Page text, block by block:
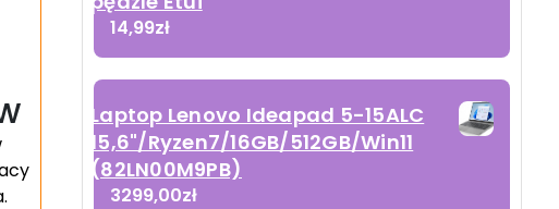
14,99zł
Laptop Lenovo Ideapad 5-15ALC
15,6"/Ryzen7/16GB/512GB/Win11
(82LN00M9PB)
3299,00zł